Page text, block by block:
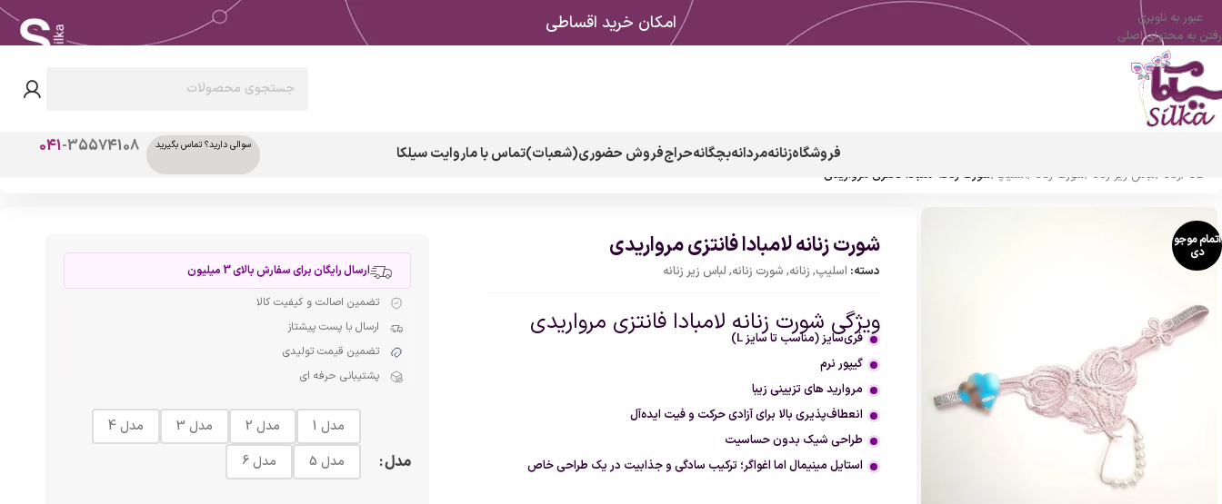
عبور به ناوبری
رفتن به محتوای اصلی
امکان خرید اقساطی
فروشگاهزنانهمردانهبچگانهحراجفروش حضوری(شعبات)تماس با ماروایت سیلکا سوالی دارید؟ تماس بگیرید 041-35574108
خانه /زنانه /لباس زیر زنانه /شورت زنانه /اسلیپ /شورت زنانه لامبادا فانتزی مرواریدی
اتمام موجو
دی شورت زنانه لامبادا فانتزی مرواریدی
دسته: اسلیپ, زنانه, شورت زنانه, لباس زیر زنانه
ویژگی شورت زنانه لامبادا فانتزی مرواریدی
فری‌سایز (مناسب تا سایز L)
گیپور نرم
مروارید های تزیینی زیبا
انعطاف‌پذیری بالا برای آزادی حرکت و فیت ایده‌آل
طراحی شیک بدون حساسیت
استایل مینیمال اما اغواگر؛ ترکیب سادگی و جذابیت در یک طراحی خاص
ارسال رایگان برای سفارش بالای 3 میلیون
تضمین اصالت و کیفیت کالا
ارسال با پست پیشتاز
تضمین قیمت تولیدی
پشتیبانی حرفه ای
مدل
مدل 1 مدل 2 مدل 3
مدل 4
مدل 5
مدل 6